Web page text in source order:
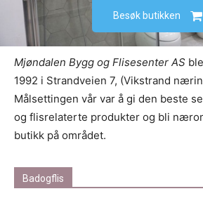
Besøk butikken
Mjøndalen Bygg og Flisesenter AS
1992 i Strandveien 7, (Vikstrand
Målsettingen vår var å gi den beste
og flisrelaterte produkter og bli
butikk på området.
Badogflis